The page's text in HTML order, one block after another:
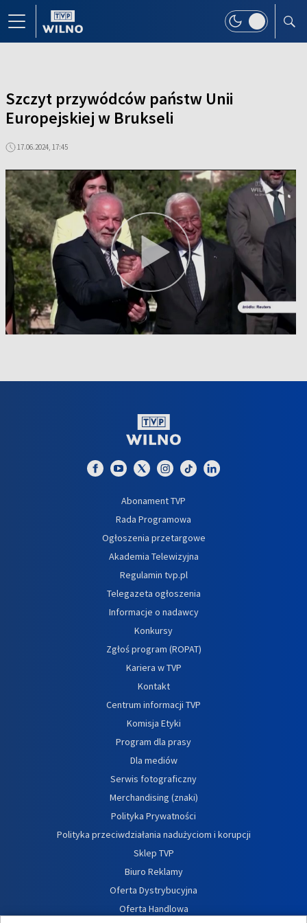
Szczyt przywódców państw Unii
Europejskiej w Brukseli
17.06.2024, 17:45
Abonament TVP
Rada Programowa
Ogłoszenia przetargowe
Akademia Telewizyjna
Regulamin tvp.pl
Telegazeta ogłoszenia
Informacje o nadawcy
Konkursy
Zgłoś program (ROPAT)
Kariera w TVP
Kontakt
Centrum informacji TVP
Komisja Etyki
Program dla prasy
Dla mediów
Serwis fotograficzny
Merchandising (znaki)
Polityka Prywatności
Polityka przeciwdziałania nadużyciom i korupcji
Sklep TVP
Biuro Reklamy
Oferta Dystrybucyjna
Oferta Handlowa